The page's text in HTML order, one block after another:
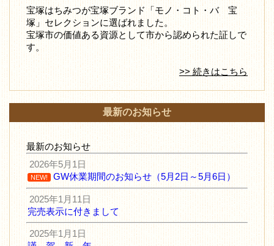
宝塚はちみつが宝塚ブランド「モノ・コト・バ 宝
塚」セレクションに選ばれました。
宝塚市の価値ある資源として市から認められた証しで
す。
>> 続きはこちら
最新のお知らせ
最新のお知らせ
2026年5月1日
NEW! GW休業期間のお知らせ（5月2日～5月6日）
2025年1月11日
完売表示に付きまして
2025年1月1日